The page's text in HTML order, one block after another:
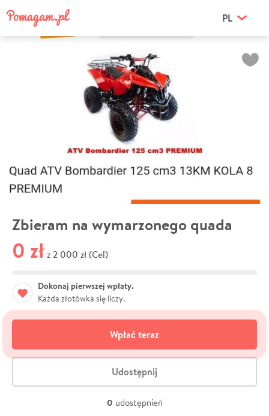
PL
Zbieram na wymarzonego quada
0 zł z 2 000 zł (Cel)
Dokonaj pierwszej wpłaty.
Każda złotówka się liczy.
Wpłać teraz
Udostępnij
0 udostępnień